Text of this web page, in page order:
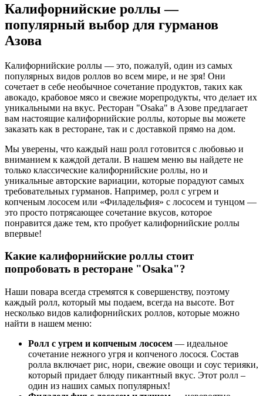
Калифорнийские роллы —
популярный выбор для гурманов
Азова
Калифорнийские роллы — это, пожалуй, один из самых
популярных видов роллов во всем мире, и не зря! Они
сочетает в себе необычное сочетание продуктов, таких как
авокадо, крабовое мясо и свежие морепродукты, что делает их
уникальными на вкус. Ресторан "Osaka" в Азове предлагает
вам настоящие калифорнийские роллы, которые вы можете
заказать как в ресторане, так и с доставкой прямо на дом.
Мы уверены, что каждый наш ролл готовится с любовью и
вниманием к каждой детали. В нашем меню вы найдете не
только классические калифорнийские роллы, но и
уникальные авторские вариации, которые порадуют самых
требовательных гурманов. Например, ролл с угрем и
копченым лососем или «Филадельфия» с лососем и тунцом —
это просто потрясающее сочетание вкусов, которое
понравится даже тем, кто пробует калифорнийские роллы
впервые!
Какие калифорнийские роллы стоит
попробовать в ресторане "Osaka"?
Наши повара всегда стремятся к совершенству, поэтому
каждый ролл, который мы подаем, всегда на высоте. Вот
несколько видов калифорнийских роллов, которые можно
найти в нашем меню:
Ролл с угрем и копченым лососем — идеальное
сочетание нежного угря и копченого лосося. Состав
ролла включает рис, нори, свежие овощи и соус терияки,
который придает блюду пикантный вкус. Этот ролл –
один из наших самых популярных!